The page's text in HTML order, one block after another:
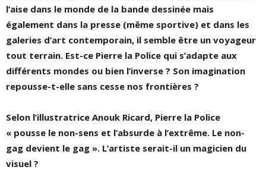
l’aise dans le monde de la bande dessinée mais
également dans la presse (même sportive) et dans les
galeries d’art contemporain, il semble être un voyageur
tout terrain. Est-ce Pierre la Police qui s’adapte aux
différents mondes ou bien l’inverse ? Son imagination
repousse-t-elle sans cesse nos frontières ?
Selon l’illustratrice Anouk Ricard, Pierre la Police
« pousse le non-sens et l’absurde à l’extrême. Le non-
gag devient le gag ». L’artiste serait-il un magicien du
visuel ?